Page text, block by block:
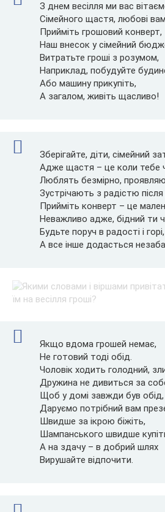
З днем весілля ми вас
Сімейного щастя, любові
Прийміть грошовий конверт,
Наш внесок у сімейний
Витратьте гроші з розумом,
Наприклад, побудуйте
Або машину прикупіть,
А загалом, живіть щасливо!
Зберігайте, діти, сімейний
Адже щастя – це коли тебе
Люблять безмірно,
Зустрічають з радістю
Прийміть конверт – це
Неважливо адже, бідний ти
Будьте поруч в радості і горі,
А все інше додасться
Якщо вдома грошей немає,
Не готовий тоді обід.
Чоловік ходить голодний,
Дружина не дивиться за
Щоб у домі завжди був обід,
Даруємо потрібний вам
Швидше за ікрою біжіть,
Шампанського швидше
А на здачу – в добрий шлях
Вирушайте відпочити.